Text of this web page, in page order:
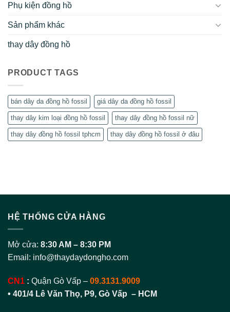
Phụ kiện đồng hồ
Sản phẩm khác
thay dây đồng hồ
PRODUCT TAGS
bán dây da đồng hồ fossil giá dây da đồng hồ fossil
thay dây kim loại đồng hồ fossil thay dây đồng hồ fossil nữ
thay dây đồng hồ fossil tphcm thay dây đồng hồ fossil ở đâu
HỆ THỐNG CỬA HÀNG
Mở cửa: 8:30 AM – 8:30 PM
Email: info@thaydaydongho.com
CN1 : Quận Gò Vấp – 09.3131.9009
• 401/4 Lê Văn Thọ, P9, Gò Vấp – HCM